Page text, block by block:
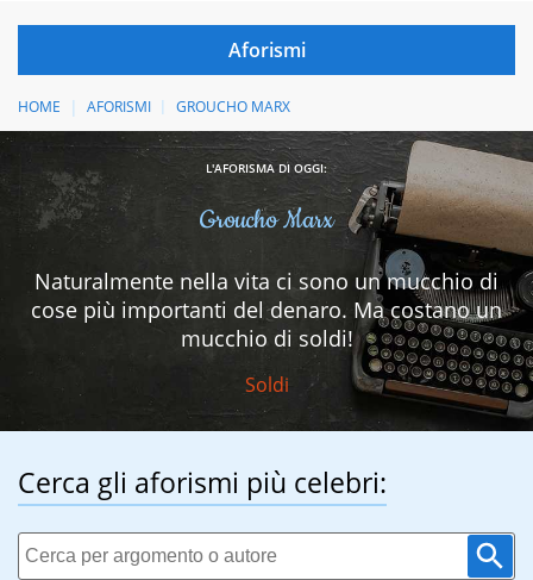
HOME AFORISMI GROUCHO MARX
L'AFORISMA DI OGGI:
Groucho Marx
Naturalmente nella vita ci sono un mucchio di
cose più importanti del denaro. Ma costano un
mucchio di soldi!
Soldi
Cerca gli aforismi più celebri: